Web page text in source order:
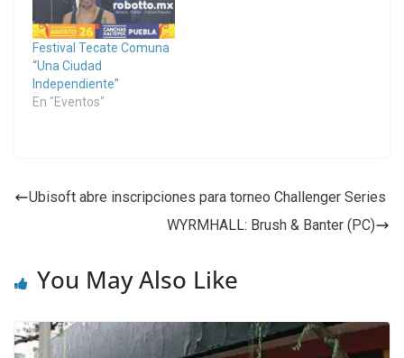
Festival Tecate Comuna
“Una Ciudad
Independiente”
En "Eventos"
Ubisoft abre inscripciones para torneo Challenger Series
WYRMHALL: Brush & Banter (PC)
You May Also Like